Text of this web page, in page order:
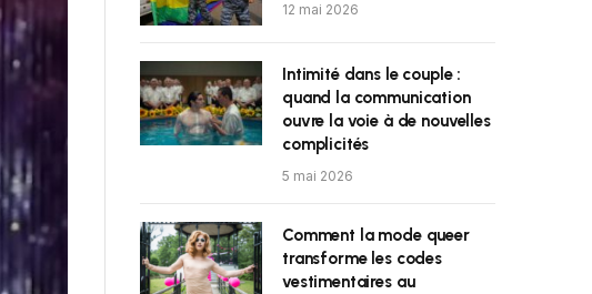
12 mai 2026
Intimité dans le couple :
quand la communication
ouvre la voie à de nouvelles
complicités
5 mai 2026
Comment la mode queer
transforme les codes
vestimentaires au